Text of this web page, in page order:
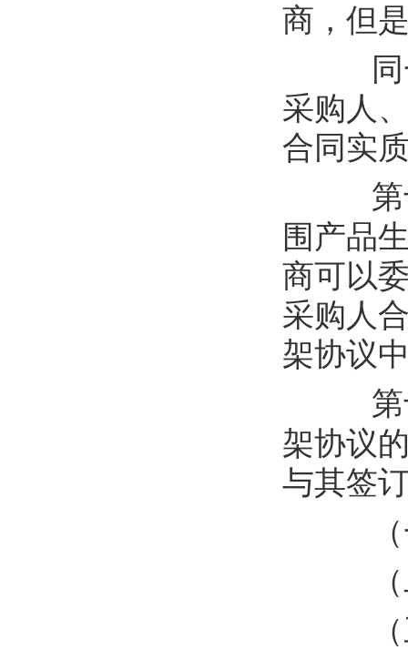
商 ，但
采购人
合同实
围产品
商可以
采购人
架协议
架协议
与其签